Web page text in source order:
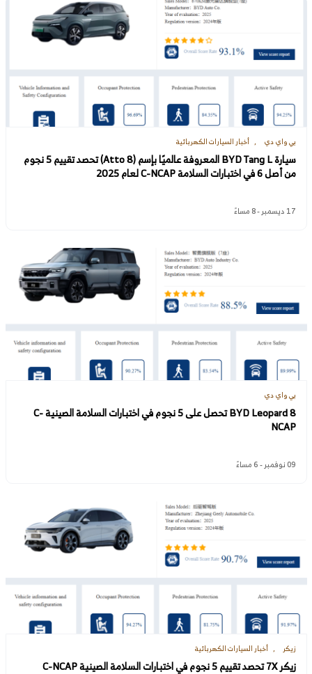
بي واي دي أخبار السيارات الكهربائية
سيارة BYD Tang L المعروفة عالميًا بإسم (Atto 8) تحصد تقييم 5 نجوم
من أصل 6 في اختبارات السلامة C-NCAP لعام 2025
17 ديسمبر - 8 مساءً
بي واي دي
BYD Leopard 8 تحصل على 5 نجوم في اختبارات السلامة الصينية C-
NCAP
09 نوفمبر - 6 مساءً
زيكر أخبار السيارات الكهربائية
زيكر 7X تحصد تقييم 5 نجوم في اختبارات السلامة الصينية C-NCAP